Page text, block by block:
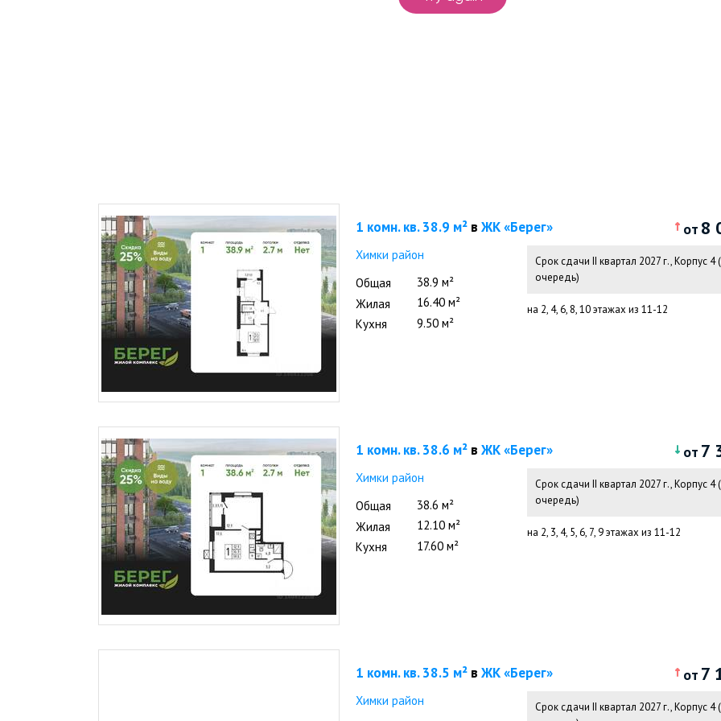
1 комн. кв. 38.9 м² в ЖК «Берег» от 8
Химки район
Общая
38.9 м²
Жилая
16.40 м²
Кухня
9.50 м²
Срок сдачи II квартал 2027 г.,Корпус 4
очередь)
на 2, 4, 6, 8, 10 этажах из 11-12
1 комн. кв. 38.6 м² в ЖК «Берег» от 7
Химки район
Общая
38.6 м²
Жилая
12.10 м²
Кухня
17.60 м²
Срок сдачи II квартал 2027 г.,Корпус 4
очередь)
на 2, 3, 4, 5, 6, 7, 9 этажах из 11-12
1 комн. кв. 38.5 м² в ЖК «Берег» от 7
Химки район
Срок сдачи II квартал 2027 г.,Корпус 4